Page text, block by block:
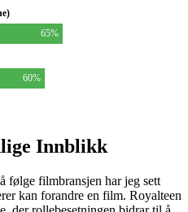
65%
60%
Innblikk
følge filmbransjen har jeg sett
kan forandre en film. Royalteen